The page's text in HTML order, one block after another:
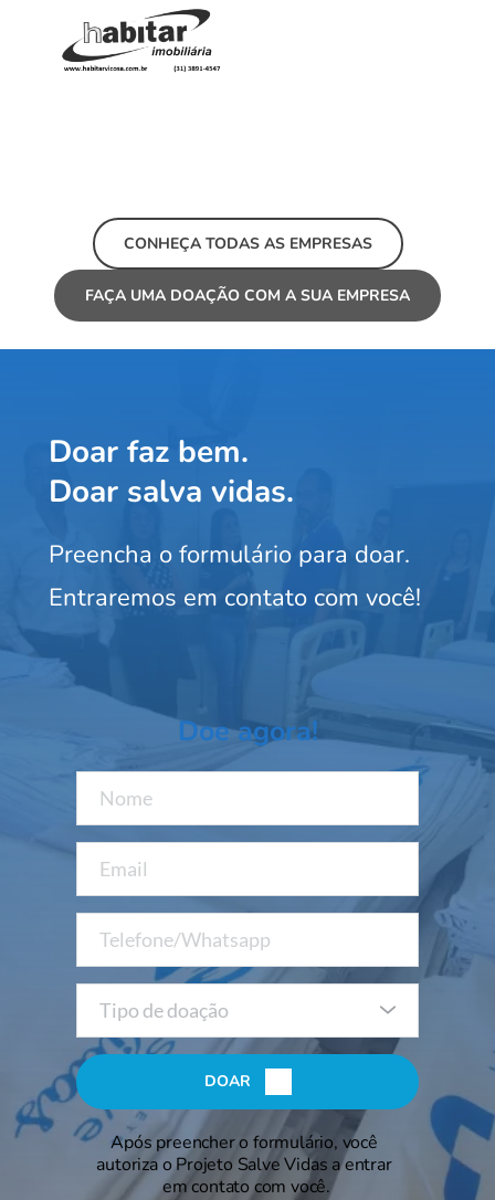
CONHEÇA TODAS AS EMPRESAS
FAÇA UMA DOAÇÃO COM A SUA EMPRESA
Doar faz bem.
Doar salva vidas.
Preencha o formulário para doar.
Entraremos em contato com você!
Doe agora!
Tipo de doação
DOAR
Após preencher o formulário, você
autoriza o Projeto Salve Vidas a entrar
em contato com você.